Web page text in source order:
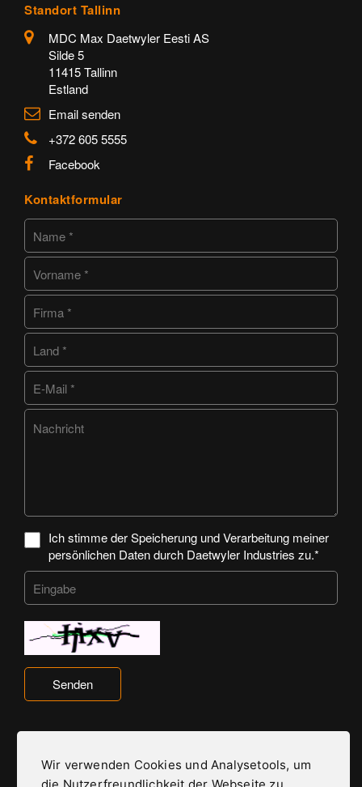
Wir verwenden Cookies und Analysetools, um
Standort Tallinn
MDC Max Daetwyler Eesti AS
Silde 5
11415 Tallinn
Estland
Email senden
+372 605 5555
Facebook
Kontaktformular
Ich stimme der Speicherung und Verarbeitung meiner
persönlichen Daten durch Daetwyler Industries zu.*
Senden